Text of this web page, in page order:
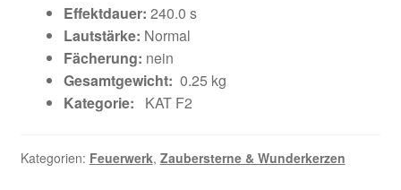
Effektdauer: 240.0 s
Lautstärke: Normal
Fächerung: nein
Gesamtgewicht: 0.25 kg
Kategorie:
KAT F2
Kategorien: Feuerwerk, Zaubersterne & Wunderkerzen